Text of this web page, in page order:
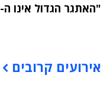
"האתגר הגדול אינו ה-AI אלא הטמעתה בארגון"
אירועים קרובים